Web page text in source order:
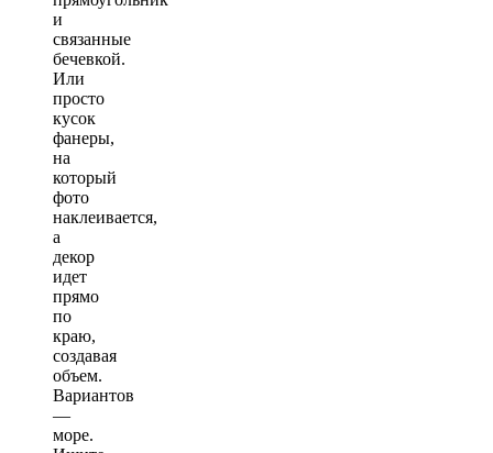
и
связанные
бечевкой.
Или
просто
кусок
фанеры,
на
который
фото
наклеивается,
а
декор
идет
прямо
по
краю,
создавая
объем.
Вариантов
—
море.